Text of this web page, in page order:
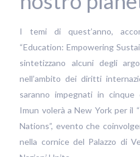
I temi di quest’anno,
“Education: Empowering
sintetizzano alcuni degli
nell’ambito dei diritti
saranno impegnati in cinque
Imun volerà a New York per il
Nations”, evento che
nella cornice del Palazzo di